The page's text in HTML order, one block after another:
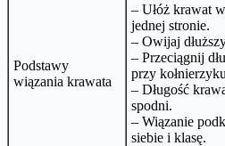
Podstawy
wiązania krawata
– Ułóż krawat
jednej stronie.
– Owijaj
– Przeciągnij
przy
– Długość
spodni.
– Wiązanie
siebie i klasę.